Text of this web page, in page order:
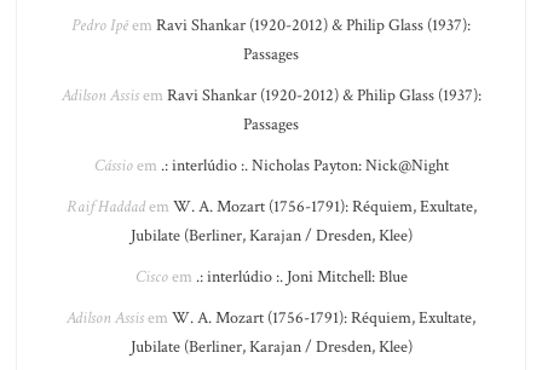
Pedro Ipêem Ravi Shankar (1920-2012) & Philip Glass (1937):
Passages
Adilson Assisem Ravi Shankar (1920-2012) & Philip Glass (1937):
Passages
Cássioem .: interlúdio :. Nicholas Payton: Nick@Night
Raif Haddadem W. A. Mozart (1756-1791): Réquiem, Exultate,
Jubilate (Berliner, Karajan / Dresden, Klee)
Ciscoem .: interlúdio :. Joni Mitchell: Blue
Adilson Assisem W. A. Mozart (1756-1791): Réquiem, Exultate,
Jubilate (Berliner, Karajan / Dresden, Klee)